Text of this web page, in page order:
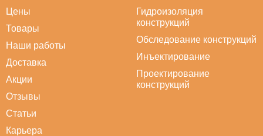
Цены
Товары
Наши работы
Доставка
Акции
Отзывы
Статьи
Карьера
Гидроизоляция
конструкций
Обследование конструкций
Инъектирование
Проектирование
конструкций